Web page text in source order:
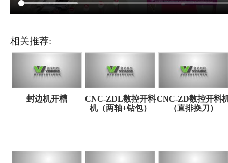
相关推荐:
封边机开槽
CNC-ZDL数控开料
机（两轴+钻包）
CNC-ZD数控开料
（直排换刀）